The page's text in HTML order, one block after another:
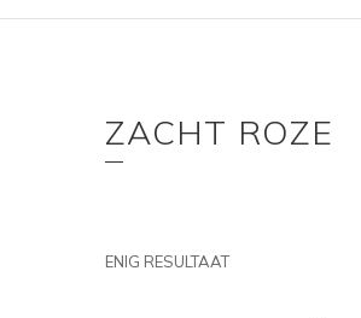
ZACHT ROZE
ENIG RESULTAAT